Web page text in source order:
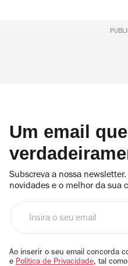
Um email
Subscreva a nossa
novidades e o melhor da sua
email
Ao inserir o seu email concorda
e Política de Privacidade, tal